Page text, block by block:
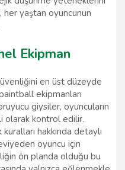
her yaştan oyuncunun
Ekipman
en üst düzeyde
ekipmanları
giysiler, oyuncuların
olarak kontrol edilir.
hakkında detaylı
oyuncu için
ön planda olduğu bu